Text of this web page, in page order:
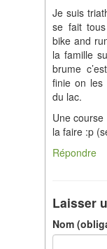
Je suis
se fait
bike and
la famille
brume
finie on les
du lac.
Une
la faire :p
Répondre
Laisser
Nom